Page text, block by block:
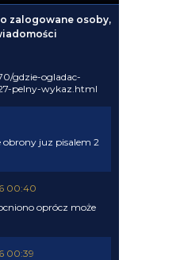
zalogowane osoby,
gdzie-ogladac-
pelny-wykaz.html
obrony juz pisalem 2
00:40
oprócz może
00:39